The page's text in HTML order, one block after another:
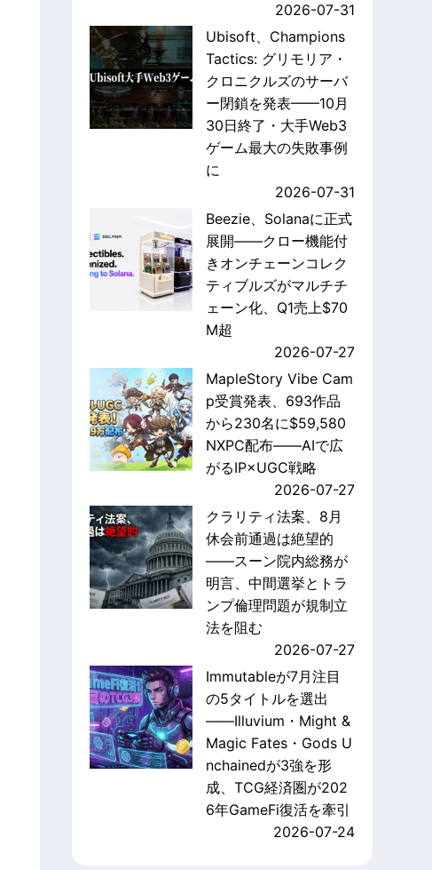
2026-07-31
Ubisoft、Champions
Tactics: グリモリア・
クロニクルズのサーバ
ー閉鎖を発表——10月
30日終了・大手Web3
ゲーム最大の失敗事例
に
2026-07-31
Beezie、Solanaに正式
展開——クロー機能付
きオンチェーンコレク
ティブルズがマルチチ
ェーン化、Q1売上$70
M超
2026-07-27
MapleStory Vibe Cam
p受賞発表、693作品
から230名に$59,580
NXPC配布——AIで広
がるIP×UGC戦略
2026-07-27
クラリティ法案、8月
休会前通過は絶望的
——スーン院内総務が
明言、中間選挙とトラ
ンプ倫理問題が規制立
法を阻む
2026-07-27
Immutableが7月注目
の5タイトルを選出
——Illuvium・Might &
Magic Fates・Gods U
nchainedが3強を形
成、TCG経済圏が202
6年GameFi復活を牽引
2026-07-24